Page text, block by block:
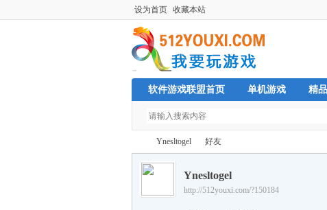
设为首页 收藏本站
软件游戏联盟首页 单机游戏 精
›
Ynesltogel 好友
Ynesltogel
http://512youxi.com/?150184